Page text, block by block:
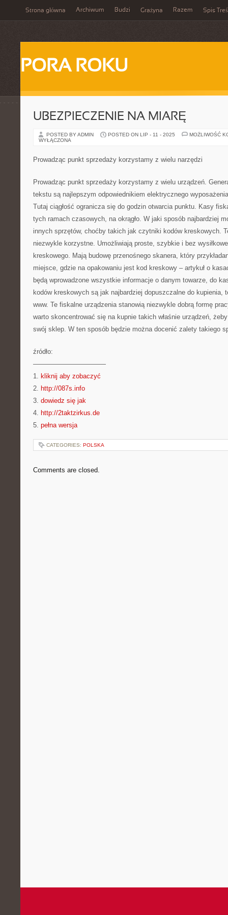
Strona główna Archiwum Budzi Grażyna Razem Spis
PORA ROKU
UBEZPIECZENIE NA MIARĘ
POSTED BY ADMIN POSTED ON LIP - 11 - 2025
MOŻLIWOŚĆ
WYŁĄCZONA
Prowadząc punkt sprzedaży korzystamy z wielu narzędzi
Prowadząc punkt sprzedaży korzystamy z wielu urządzeń.
tekstu są najlepszym odpowiednikiem elektrycznego
Tutaj ciągłość ogranicza się do godzin otwarcia punktu. Kasy
tych ramach czasowych, na okrągło. W jaki sposób najbardziej
innych sprzętów, choćby takich jak czytniki kodów kreskowych.
niezwykle korzystne. Umożliwiają proste, szybkie i bez
kreskowego. Mają budowę przenośnego skanera, który
miejsce, gdzie na opakowaniu jest kod kreskowy – artykuł o
będą wprowadzone wszystkie informacje o danym towarze, do
kodów kreskowych są jak najbardziej dopuszczalne do kupienia,
www. Te fiskalne urządzenia stanowią niezwykle dobrą formę
warto skoncentrować się na kupnie takich właśnie urządzeń,
swój sklep. W ten sposób będzie można docenić zalety takiego
źródło:
———————————
1. kliknij aby zobaczyć
2. http://087s.info
3. dowiedz się jak
4. http://2taktzirkus.de
5. pełna wersja
CATEGORIES: POLSKA
Comments are closed.